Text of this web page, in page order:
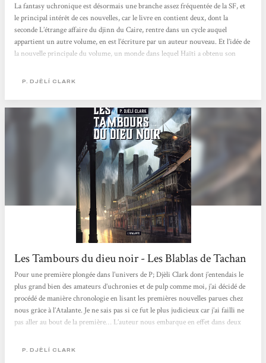
La fantasy uchronique est désormais une branche assez fréquentée de la SF, et
le principal intérêt de ces nouvelles, car le livre en contient deux, dont la
seconde L’étrange affaire du djinn du Caire, rentre dans un cycle auquel
appartient un autre volume, en est l’écriture par un auteur nouveau. Et l’idée de
la nouvelle principale du volume, un monde dans lequel Haïti a obtenu son
état indépendant des États-Unis, par ailleurs éclatés depuis la guerre de
P. DJÈLÍ CLARK
Les Tambours du dieu noir - Les Blablas de Tachan
Pour une première plongée dans l’univers de P; Djèli Clark dont j’entendais le
plus grand bien des amateurs d’uchronies et de pulp comme moi, j’ai décidé de
procédé de manière chronologie en lisant les premières nouvelles parues chez
nous grâce à l’Atalante. Je ne sais pas si ce fut le plus judicieux car j’ai failli ne
pas aller au bout de la première… L’auteur nous embarque en effet dans deux
Louisiane, l’autre égyptien avec cette fois une aventure...
P. DJÈLÍ CLARK